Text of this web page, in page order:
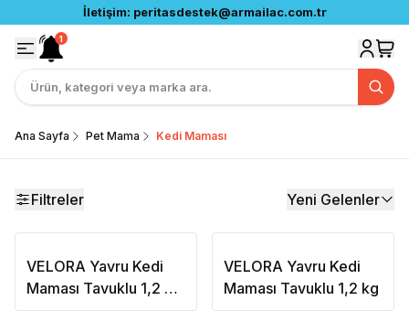
İletişim: peritasdestek@armailac.com.tr
1
Ana Sayfa Pet Mama Kedi Maması
Filtreler Yeni Gelenler
VELORA Yavru Kedi
Maması Tavuklu 1,2 kg
6'lı Paket
VELORA Yavru Kedi
Maması Tavuklu 1,2 kg